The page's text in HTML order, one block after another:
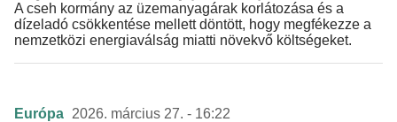
A cseh kormány az üzemanyagárak korlátozása és a
dízeladó csökkentése mellett döntött, hogy megfékezze a
nemzetközi energiaválság miatti növekvő költségeket.
Európa 2026. március 27. - 16:22